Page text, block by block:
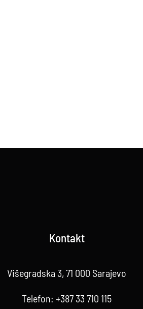
Kontakt
Višegradska 3, 71 000 Sarajevo
Telefon:+387 33 710 115